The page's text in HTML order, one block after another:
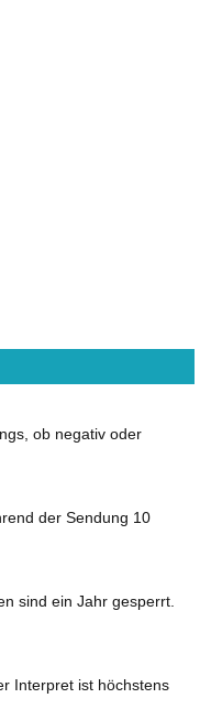
ob negativ oder
der Sendung 10
sind ein Jahr gesperrt.
Interpret ist höchstens